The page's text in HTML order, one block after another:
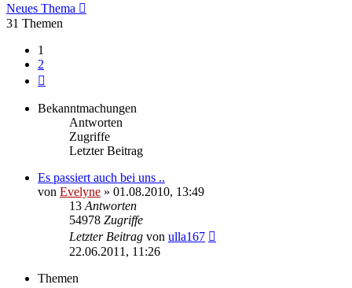
Neues Thema
31 Themen
1
2
Bekanntmachungen
Antworten
Zugriffe
Letzter Beitrag
Es passiert auch bei uns ..
von Evelyne » 01.08.2010, 13:49
13 Antworten
54978 Zugriffe
Letzter Beitrag von ulla167
22.06.2011, 11:26
Themen